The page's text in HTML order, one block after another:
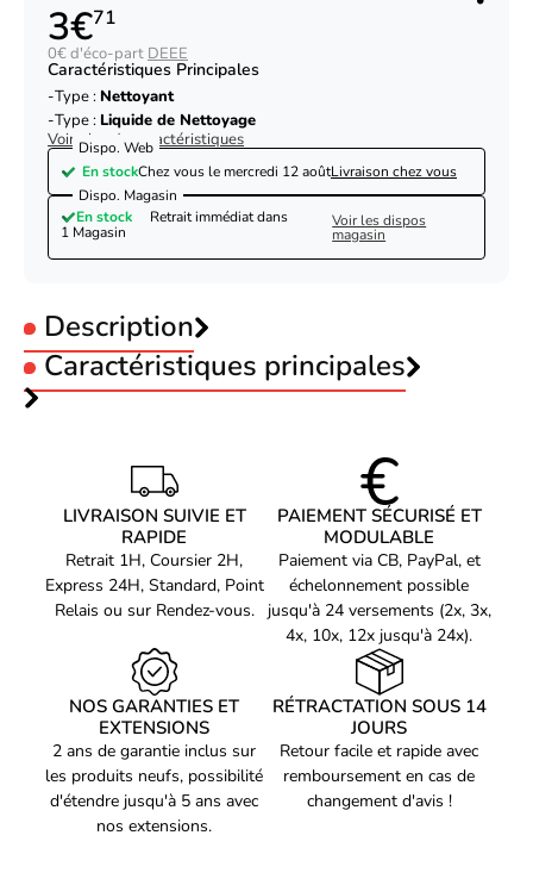
3€71
0€ d'éco-part DEEE
Caractéristiques Principales
Type : Nettoyant
Type : Liquide de Nettoyage
Voir plus de caractéristiques
Dispo. Web
En stockChez vous le mercredi 12 aoûtLivraison chez vous
Dispo. Magasin
En stock
Retrait immédiat dans
1 Magasin
Voir les dispos
magasin
Description
MCL Samar Kit de nettoyage + Plasma liquide
12ml
Caractéristiques principales
Type :Nettoyant
Référence produit
Référence constructeur
Voir les nettoyage MCL Samar
LIVRAISON SUIVIE ET
RAPIDE
Retrait 1H, Coursier 2H,
Express 24H, Standard, Point
Relais ou sur Rendez-vous.
PAIEMENT SÉCURISÉ ET
MODULABLE
Paiement via CB, PayPal, et
échelonnement possible
jusqu'à 24 versements (2x, 3x,
4x, 10x, 12x jusqu'à 24x).
NOS GARANTIES ET
EXTENSIONS
2 ans de garantie inclus sur
les produits neufs, possibilité
d'étendre jusqu'à 5 ans avec
nos extensions.
RÉTRACTATION SOUS 14
JOURS
Retour facile et rapide avec
remboursement en cas de
changement d'avis !